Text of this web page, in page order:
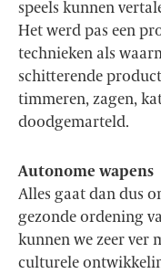
speels kunnen
Het werd pas een
technieken als
schitterende
timmeren, zagen,
doodgemarteld.
Autonome wapens
Alles gaat dan dus
gezonde ordening
kunnen we zeer ver
culturele